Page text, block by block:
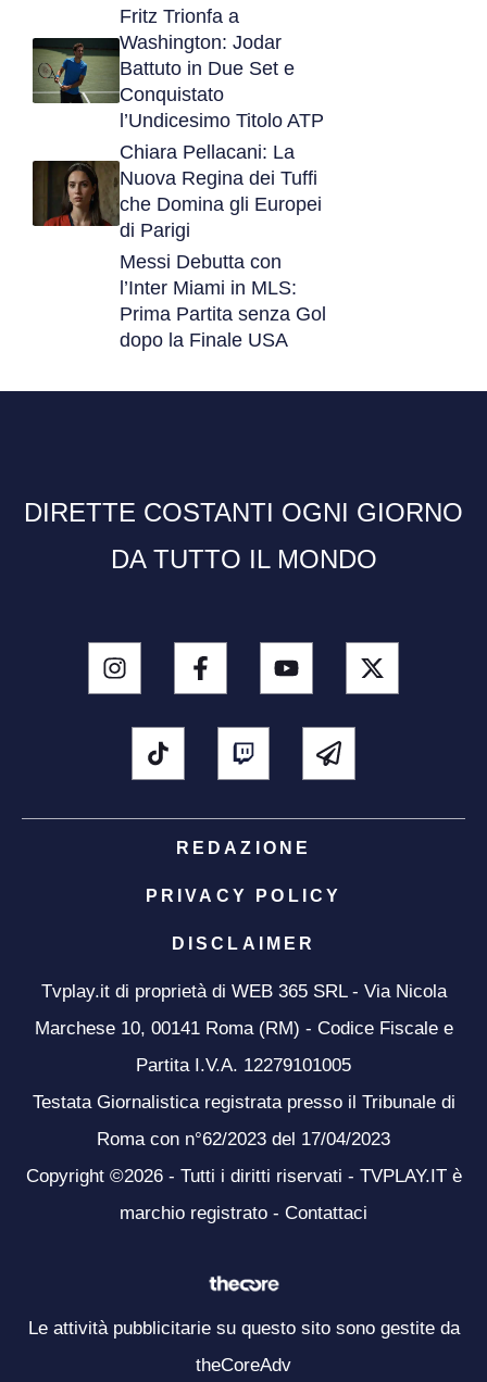
Fritz Trionfa a
Washington: Jodar
Battuto in Due Set e
Conquistato
l’Undicesimo Titolo ATP
Chiara Pellacani: La
Nuova Regina dei Tuffi
che Domina gli Europei
di Parigi
Messi Debutta con
l’Inter Miami in MLS:
Prima Partita senza Gol
dopo la Finale USA
DIRETTE COSTANTI OGNI GIORNO
DA TUTTO IL MONDO
REDAZIONE
PRIVACY POLICY
DISCLAIMER
Tvplay.it di proprietà di WEB 365 SRL - Via Nicola
Marchese 10, 00141 Roma (RM) - Codice Fiscale e
Partita I.V.A. 12279101005
Testata Giornalistica registrata presso il Tribunale di
Roma con n°62/2023 del 17/04/2023
Copyright ©2026 - Tutti i diritti riservati - TVPLAY.IT è
marchio registrato - Contattaci
Le attività pubblicitarie su questo sito sono gestite da
theCoreAdv